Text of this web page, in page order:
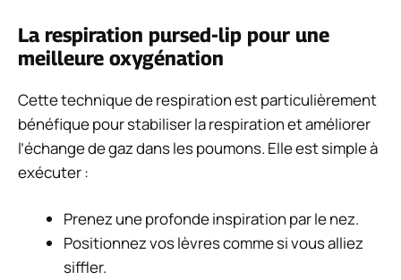
La respiration pursed-lip pour une
meilleure oxygénation
Cette technique de respiration est particulièrement
bénéfique pour stabiliser la respiration et améliorer
l’échange de gaz dans les poumons. Elle est simple à
exécuter :
Prenez une profonde inspiration par le nez.
Positionnez vos lèvres comme si vous alliez
siffler.